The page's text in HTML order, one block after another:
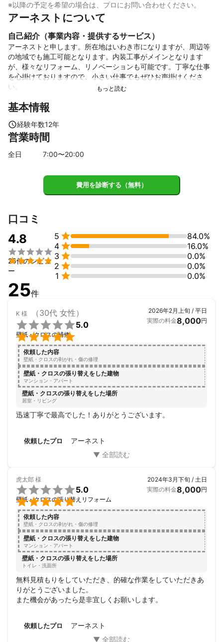
※以降の予定を希望の場合は、プロにお問い合わせください。
アーネストについて
自己紹介（事業内容・提供するサービス）
アーネストと申します。所在地はいわき市になりますが、周辺等
の地域でも施工可能となります。内装工事がメインとなります
が、様々なリフォーム、リノベーションも可能です。丁寧な仕事
を心掛けておりますので、小さい仕事でもぜひお声掛けくださ
い。
基本情報
経験年数12年
営業時間
全日 7:00〜20:00
費用を診断する（無料）
口コミ
4.8


25件のレビュ
ー
5 
84.0%
4 
16.0%
3 
0.0%
2 
0.0%
1  0.0%
25件
K 様 （30代 女性）


5.0
壁紙・クロスの補修
2026年2月上旬 / 平日
実際の料金8,000円
依頼した内容
壁紙・クロスの剥がれ・傷の修理
壁紙・クロスの張り替えをした建物
マンション・アパート
壁紙・クロスの張り替えをした場所
居室・リビング
迅速丁寧で最高でした！ありがとうございます。
依頼したプロ アーネスト
虎太郎 様


5.0
壁紙・クロスの張り替えリフォーム
2024年3月下旬 / 土日
実際の料金8,000円
依頼した内容
壁紙・クロスの剥がれ・傷の修理
壁紙・クロスの張り替えをした建物
マンション・アパート
壁紙・クロスの張り替えをした場所
トイレ・洗面所
無料見積もりをしていただき、的確な作業をしていただきあ
りがとうございました。
また機会があったら是非宜しくお願いします。
依頼したプロ アーネスト